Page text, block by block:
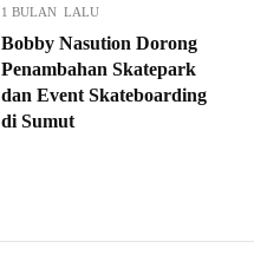
1 BULAN LALU
Bobby Nasution Dorong
Penambahan Skatepark
dan Event Skateboarding
di Sumut